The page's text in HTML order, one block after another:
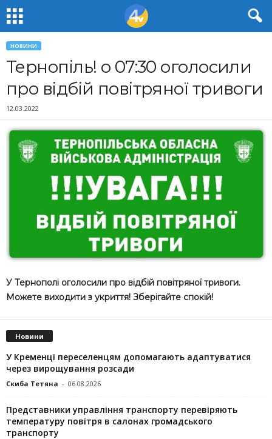
НОВИНИ
Тернопіль! о 07:30 оголосили
про відбій повітряної тривоги
12.03.2022
У Тернополі оголосили про відбій повітряної тривоги.
Можете виходити з укриття! Зберігайте спокій!
Новини
У Кременці переселенцям допомагають адаптуватися
через вирощування розсади
Скиба Тетяна - 06.08.2026
Представники управління транспорту перевіряють
температуру повітря в салонах громадського
транспорту